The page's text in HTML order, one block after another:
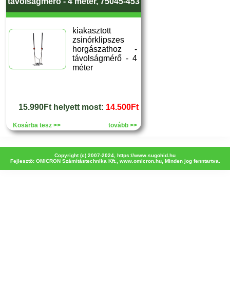
kiakasztott
zsinórklipszes
horgászathoz -
távolságmérő - 4
méter
15.990Ft helyett most: 14.500Ft
Kosárba tesz >> tovább >>
Copyright (c) 2007-2024, https://www.sugohid.hu
Fejlesztö: OMICRON Számítástechnika Kft., www.omicron.hu, Minden jog fenntartva.